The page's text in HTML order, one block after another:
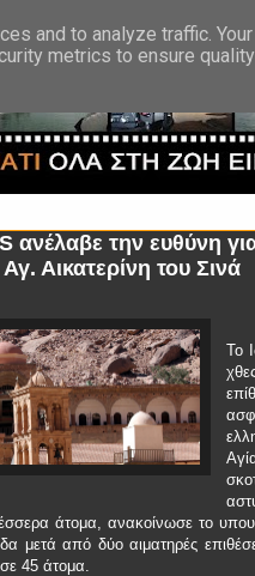
ανέλαβε την ευθύνη
Αικατερίνη του Σινά
Το
άτομα, ανακοίνωσε το
μετά από δύο αιματηρές
45 άτομα.
and to analyze traffic.
metrics to ensure